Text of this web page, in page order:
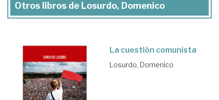
Otros libros de Losurdo, Domenico
La cuestión comunista
Losurdo, Domenico